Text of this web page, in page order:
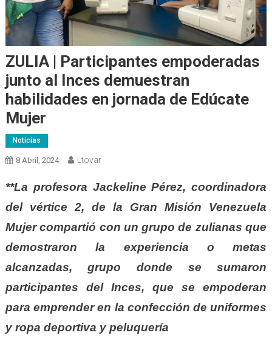
ZULIA | Participantes empoderadas
junto al Inces demuestran
habilidades en jornada de Edúcate
Mujer
Noticias
8 Abril, 2024 Ltovar
**La profesora Jackeline Pérez, coordinadora
del vértice 2, de la Gran Misión Venezuela
Mujer compartió con un grupo de zulianas que
demostraron la experiencia o metas
alcanzadas, grupo donde se sumaron
participantes del Inces, que se empoderan
para emprender en la confección de uniformes
y ropa deportiva y peluquería